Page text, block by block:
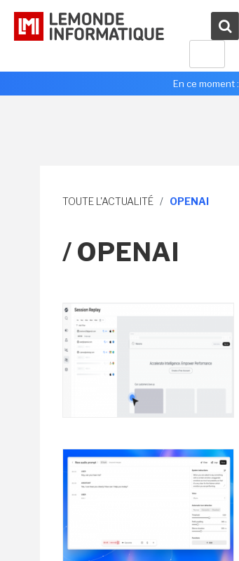
En ce moment :
TOUTE L'ACTUALITÉ / OPENAI
/ OPENAI